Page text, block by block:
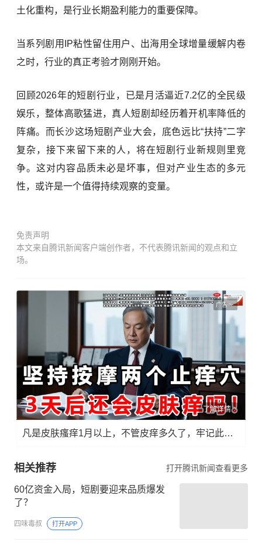
土化重构，是行业长期盈利能力的重要保障。
当系列剧用IP粘性留住用户、出海用全球增量缓解内卷
之时，行业的真正考验才刚刚开始。
回顾2026年的短剧行业，已是月活逼近7.2亿的全民级
娱乐，整体高歌猛进，真人短剧却经历着开机率降低的
阵痛。而长沙这场短剧产业大会，底色远比“扶持”二字
复杂，接下来留下来的人，将在短剧行业新规则里竞
争。这对内容品质未必是坏事，但对产业生态的多元
性，或许是一个值得持续观察的变量。
免责声明
本文来自腾讯新闻客户端创作者，不代表腾讯新闻的观点和立
场。
广告
了解详情
凡是皮肤瘙痒1月以上，不管皮痒多久了，牢记此法，快！准！狠！
相关推荐 打开腾讯新闻查看更多
60亿资金入局，短剧要迎来品质爆发
了？
四味毒叔 打开APP